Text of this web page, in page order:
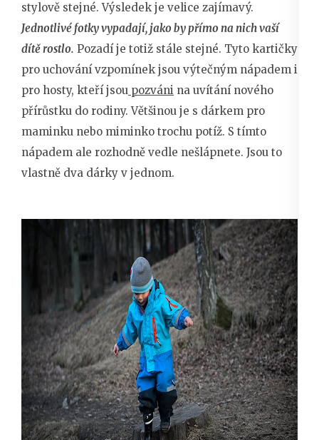
stylově stejné. Výsledek je velice zajímavý.
Jednotlivé fotky vypadají, jako by přímo na nich vaší
dítě rostlo. Pozadí je totiž stále stejné. Tyto kartičky
pro uchování vzpomínek jsou výtečným nápadem i
pro hosty, kteří jsou pozváni na uvítání nového
přírůstku do rodiny. Většinou je s dárkem pro
maminku nebo miminko trochu potíž. S tímto
nápadem ale rozhodně vedle nešlápnete. Jsou to
vlastně dva dárky v jednom.